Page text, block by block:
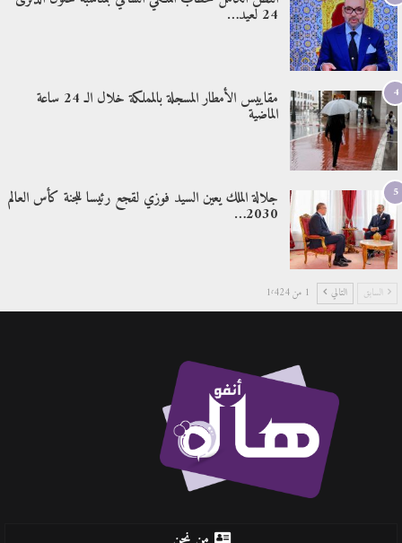
24 لعيد…
4 مقاييس الأمطار المسجلة بالمملكة خلال الـ 24 ساعة
الماضية
5 جلالة الملك يعين السيد فوزي لقجع رئيسا للجنة كأس العالم
2030…
السابق التالي 1 من 1٬424